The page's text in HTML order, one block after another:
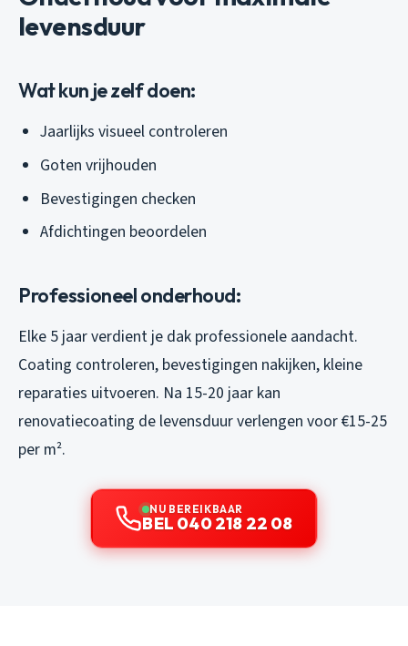
levensduur
Wat kun je zelf doen:
Jaarlijks visueel controleren
Goten vrijhouden
Bevestigingen checken
Afdichtingen beoordelen
Professioneel onderhoud:
Elke 5 jaar verdient je dak professionele aandacht.
Coating controleren, bevestigingen nakijken, kleine
reparaties uitvoeren. Na 15-20 jaar kan
renovatiecoating de levensduur verlengen voor €15-25
per m².
NU BEREIKBAAR
BEL 040 218 22 08